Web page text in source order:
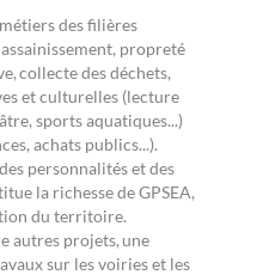
des filières
propreté
collecte des déchets,
et culturelles (lecture
sports aquatiques...)
achats publics...).
personnalités et des
la richesse de GPSEA,
du territoire.
autres projets, une
sur les voiries et les